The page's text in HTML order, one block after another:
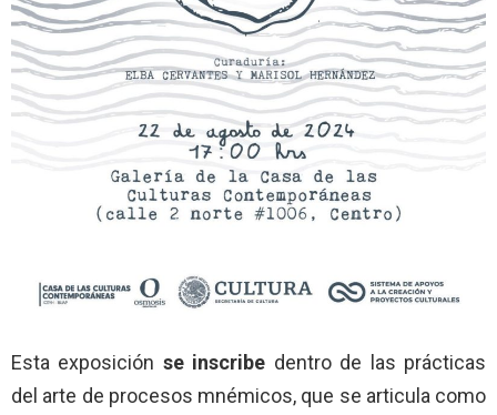
Esta exposición se inscribe dentro de las prácticas
del arte de procesos mnémicos, que se articula como